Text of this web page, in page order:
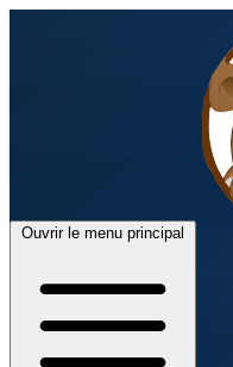
Ouvrir le menu principal